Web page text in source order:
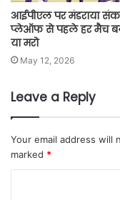
आईपीएल पर मंडराया
प्लेऑफ से पहले हर मैच
या मरो
May 12, 2026
Leave a Reply
Your email address will
marked *